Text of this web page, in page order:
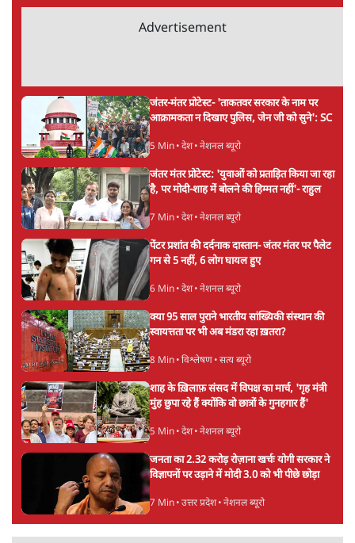
Advertisement
जंतर-मंतर प्रोटेस्ट- 'ताकतवर सरकार के नाम पर
आक्रामकता न दिखाए पुलिस, जेन जी को सुने': SC
5 Min• देश• नेशनल ब्यूरो
जंतर मंतर प्रोटेस्ट: 'युवाओं को प्रताड़ित किया जा रहा
है, पर मोदी-शाह में बोलने की हिम्मत नहीं'- राहुल
7 Min• देश• नेशनल ब्यूरो
पेंटर प्रशांत की दर्दनाक दास्तान- जंतर मंतर पर पैलेट
गन से 5 नहीं, 6 लोग घायल हुए
6 Min• देश• नेशनल ब्यूरो
क्या 95 साल पुराने भारतीय सांख्यिकी संस्थान की
स्वायत्तता पर भी अब मंडरा रहा ख़तरा?
8 Min• विश्लेषण• सत्य ब्यूरो
शाह के ख़िलाफ़ संसद में विपक्ष का मार्च, 'गृह मंत्री
मुंह छुपा रहे हैं क्योंकि वो छात्रों के गुनहगार हैं'
5 Min• देश• नेशनल ब्यूरो
जनता का 2.32 करोड़ रोज़ाना खर्चः योगी सरकार ने
विज्ञापनों पर उड़ाने में मोदी 3.0 को भी पीछे छोड़ा
7 Min• उत्तर प्रदेश• नेशनल ब्यूरो